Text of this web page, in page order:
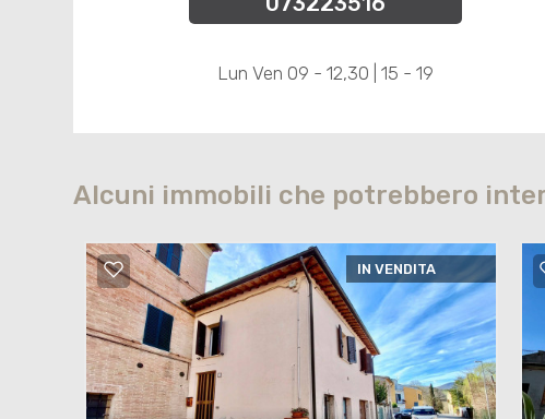
Lun Ven 09 - 12,30 | 15 - 19
Alcuni immobili che potrebbero
IN VENDITA